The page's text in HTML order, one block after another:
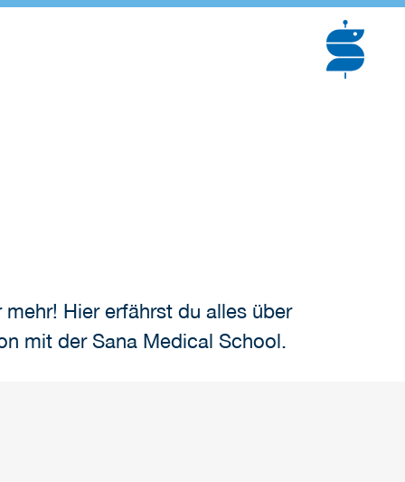
Hier erfährst du alles über
mit der Sana Medical School.